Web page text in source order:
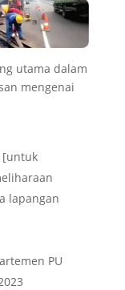
utama dalam
mengenai
[untuk
lapangan
PU